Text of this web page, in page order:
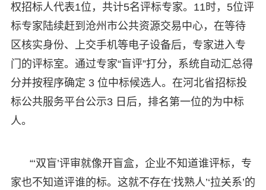
权招标人代表1位，共计5名评标专家。11时，5位评
标专家陆续赶到沧州市公共资源交易中心，在等待
区核实身份、上交手机等电子设备后，专家进入专
门的评标室。通过专家“盲评”打分，系统自动汇总得
分并按程序确定 3 位中标候选人。在河北省招标投
标公共服务平台公示3 日后，排名第一位的为中标
人。
“‘双盲’评审就像开盲盒，企业不知道谁评标，专
家也不知道评谁的标。这就不存在‘找熟人’‘拉关系’的